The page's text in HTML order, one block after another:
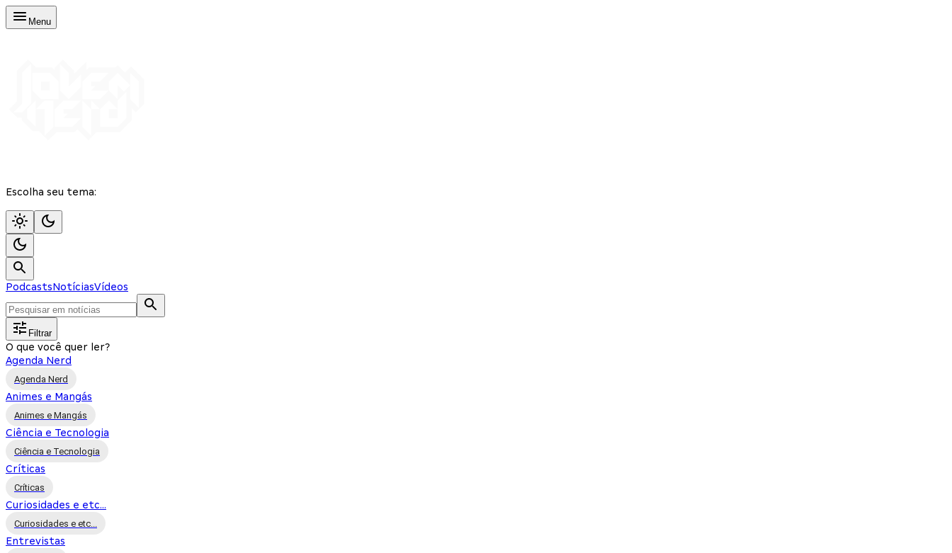
Menu
Escolha seu tema:
PodcastsNotíciasVídeos
Filtrar
O que você quer ler?
Agenda Nerd
Agenda Nerd
Animes e Mangás
Animes e Mangás
Ciência e Tecnologia
Ciência e Tecnologia
Críticas
Críticas
Curiosidades e etc...
Curiosidades e etc...
Entrevistas